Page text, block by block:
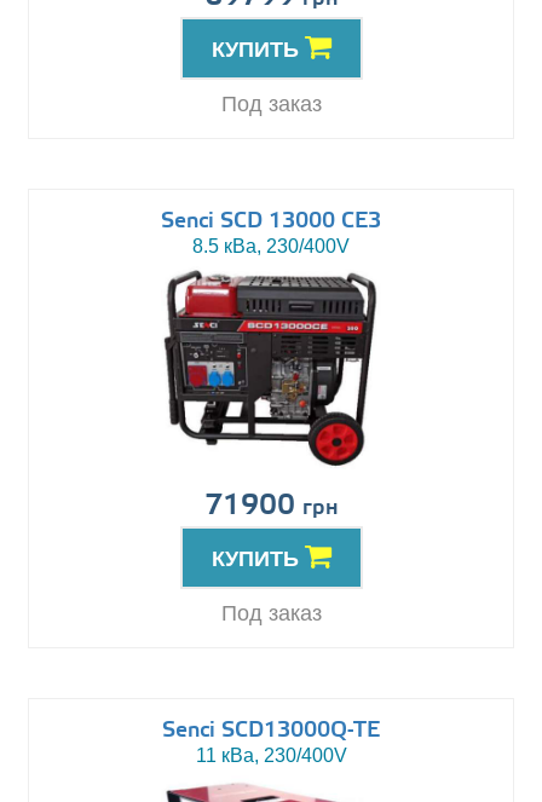
КУПИТЬ
Под заказ
Senci SCD 13000 CE3
8.5 кВа, 230/400V
71900 грн
КУПИТЬ
Под заказ
Senci SCD13000Q-TE
11 кВа, 230/400V